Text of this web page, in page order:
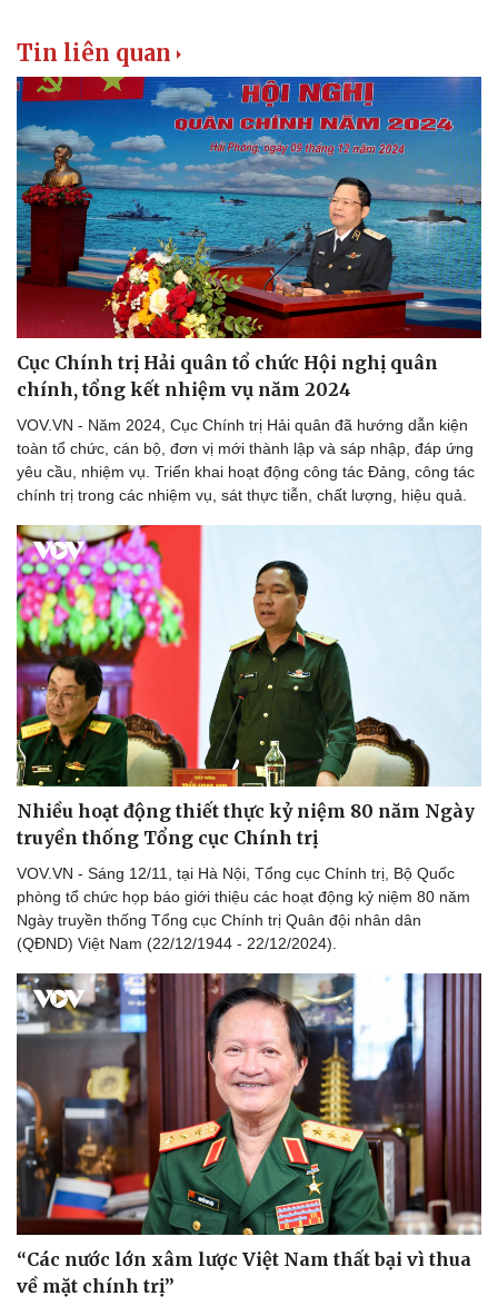
Văn hóa
Sân khấu - Điện ảnh
Âm nhạc
Giải trí
Nghệ sĩ
Thời trang
Sao Việt
Du lịch
Tư vấn
Săn Tour
Podcast
Câu chuyện thời sự
Đọc truyện đêm khuya
Cửa sổ tình yêu
Kể chuyện cho bé
Hạt giống tâm hồn
Tin liên quan
Cục Chính trị Hải quân tổ chức Hội nghị quân
chính, tổng kết nhiệm vụ năm 2024
VOV.VN - Năm 2024, Cục Chính trị Hải quân đã hướng dẫn kiện
toàn tổ chức, cán bộ, đơn vị mới thành lập và sáp nhập, đáp ứng
yêu cầu, nhiệm vụ. Triển khai hoạt động công tác Đảng, công tác
chính trị trong các nhiệm vụ, sát thực tiễn, chất lượng, hiệu quả.
Nhiều hoạt động thiết thực kỷ niệm 80 năm Ngày
truyền thống Tổng cục Chính trị
VOV.VN - Sáng 12/11, tại Hà Nội, Tổng cục Chính trị, Bộ Quốc
phòng tổ chức họp báo giới thiệu các hoạt động kỷ niệm 80 năm
Ngày truyền thống Tổng cục Chính trị Quân đội nhân dân
(QĐND) Việt Nam (22/12/1944 - 22/12/2024).
“Các nước lớn xâm lược Việt Nam thất bại vì thua
về mặt chính trị”